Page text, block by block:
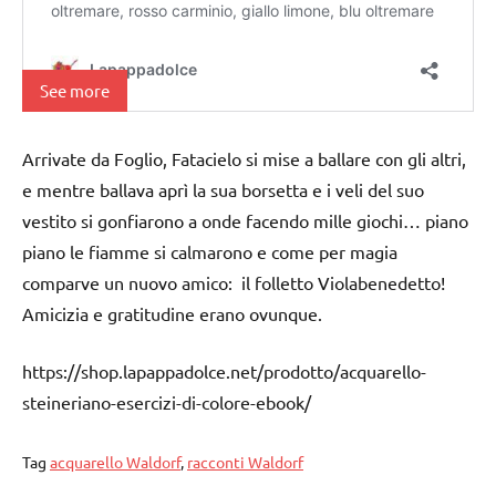
See more
Arrivate da Foglio, Fatacielo si mise a ballare con gli altri,
e mentre ballava aprì la sua borsetta e i veli del suo
vestito si gonfiarono a onde facendo mille giochi… piano
piano le fiamme si calmarono e come per magia
comparve un nuovo amico: il folletto Violabenedetto!
Amicizia e gratitudine erano ovunque.
https://shop.lapappadolce.net/prodotto/acquarello-
steineriano-esercizi-di-colore-ebook/
Tag acquarello Waldorf, racconti Waldorf